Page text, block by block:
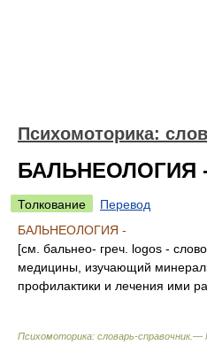
Психомоторика:
БАЛЬНЕОЛОГИЯ
Толкование
Перевод
БАЛЬНЕОЛОГИЯ -
[см. бальнео- греч. logos -
медицины, изучающий
профилактики и лечения ими
Психомоторика: cловарь-